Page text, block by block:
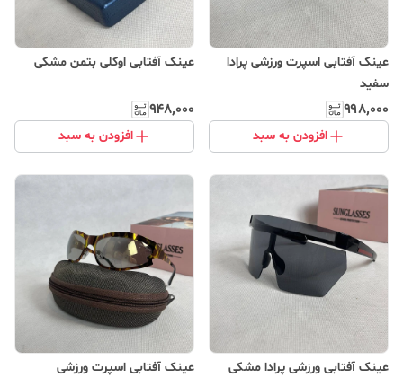
عینک آفتابی اسپرت ورزشی پرادا
سفید
۹۹۸٬۰۰۰
افزودن به سبد
عینک آفتابی اوکلی بتمن مشکی
۹۴۸٬۰۰۰
افزودن به سبد
عینک آفتابی ورزشی پرادا مشکی
عینک آفتابی اسپرت ورزشی